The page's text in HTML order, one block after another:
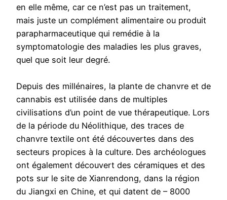
en elle même, car ce n’est pas un traitement,
mais juste un complément alimentaire ou produit
parapharmaceutique qui remédie à la
symptomatologie des maladies les plus graves,
quel que soit leur degré.
Depuis des millénaires, la plante de chanvre et de
cannabis est utilisée dans de multiples
civilisations d’un point de vue thérapeutique. Lors
de la période du Néolithique, des traces de
chanvre textile ont été découvertes dans des
secteurs propices à la culture. Des archéologues
ont également découvert des céramiques et des
pots sur le site de Xianrendong, dans la région
du Jiangxi en Chine, et qui datent de – 8000